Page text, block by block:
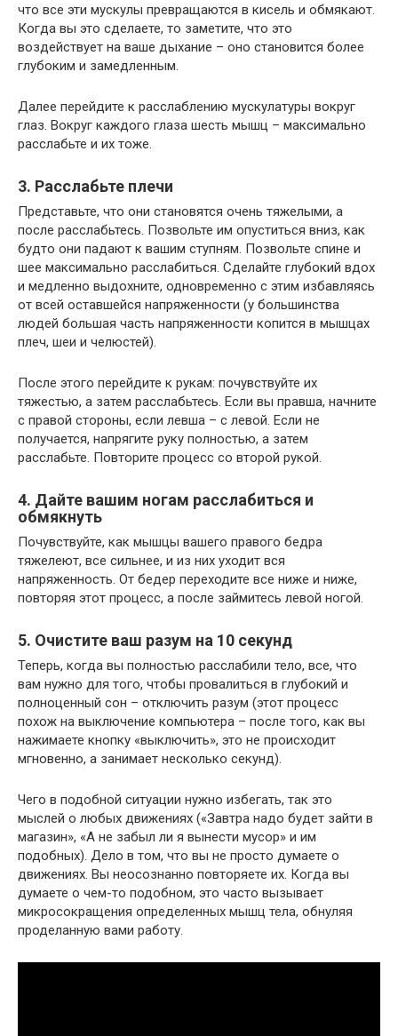
что все эти мускулы превращаются в кисель и обмякают.
Когда вы это сделаете, то заметите, что это
воздействует на ваше дыхание – оно становится более
глубоким и замедленным.
Далее перейдите к расслаблению мускулатуры вокруг
глаз. Вокруг каждого глаза шесть мышц – максимально
расслабьте и их тоже.
3. Расслабьте плечи
Представьте, что они становятся очень тяжелыми, а
после расслабьтесь. Позвольте им опуститься вниз, как
будто они падают к вашим ступням. Позвольте спине и
шее максимально расслабиться. Сделайте глубокий вдох
и медленно выдохните, одновременно с этим избавляясь
от всей оставшейся напряженности (у большинства
людей большая часть напряженности копится в мышцах
плеч, шеи и челюстей).
После этого перейдите к рукам: почувствуйте их
тяжестью, а затем расслабьтесь. Если вы правша, начните
с правой стороны, если левша – с левой. Если не
получается, напрягите руку полностью, а затем
расслабьте. Повторите процесс со второй рукой.
4. Дайте вашим ногам расслабиться и
обмякнуть
Почувствуйте, как мышцы вашего правого бедра
тяжелеют, все сильнее, и из них уходит вся
напряженность. От бедер переходите все ниже и ниже,
повторяя этот процесс, а после займитесь левой ногой.
5. Очистите ваш разум на 10 секунд
Теперь, когда вы полностью расслабили тело, все, что
вам нужно для того, чтобы провалиться в глубокий и
полноценный сон – отключить разум (этот процесс
похож на выключение компьютера – после того, как вы
нажимаете кнопку «выключить», это не происходит
мгновенно, а занимает несколько секунд).
Чего в подобной ситуации нужно избегать, так это
мыслей о любых движениях («Завтра надо будет зайти в
магазин», «А не забыл ли я вынести мусор» и им
подобных). Дело в том, что вы не просто думаете о
движениях. Вы неосознанно повторяете их. Когда вы
думаете о чем-то подобном, это часто вызывает
микросокращения определенных мышц тела, обнуляя
проделанную вами работу.